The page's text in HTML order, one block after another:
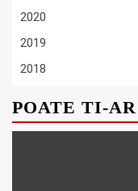
2020
2019
2018
POATE TI-